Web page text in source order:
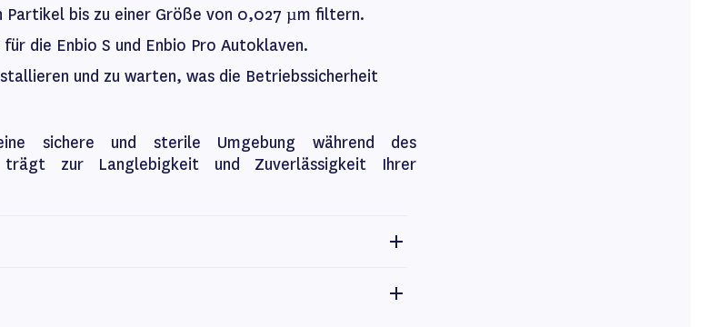
Partikel bis zu einer Größe von 0,027 µm filtern.
die Enbio S und Enbio Pro Autoklaven.
und zu warten, was die Betriebssicherheit
sichere und sterile Umgebung während des
trägt zur Langlebigkeit und Zuverlässigkeit Ihrer